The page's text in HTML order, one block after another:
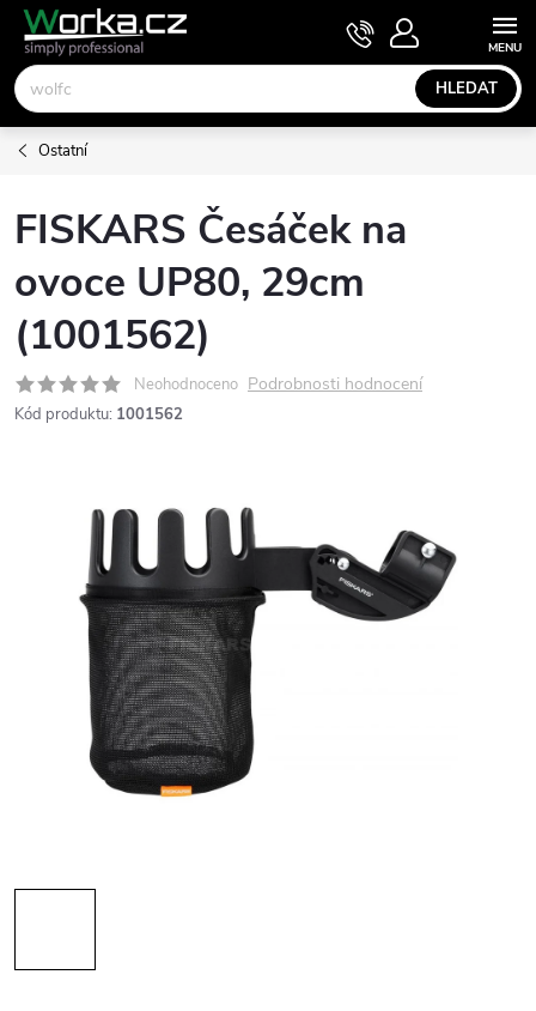
Přejít
obsah
HLEDAT
NÁKUPNÍ
KOŠÍK
Ostatní
FISKARS Česáček na
ovoce UP80, 29cm
(1001562)
Neohodnoceno Podrobnosti hodnocení
Kód produktu: 1001562